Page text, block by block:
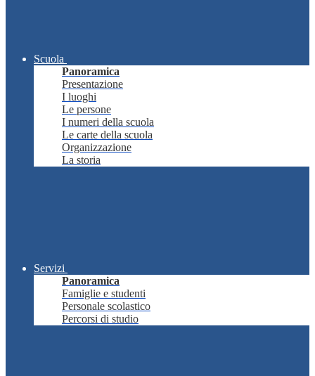
Scuola
Panoramica
Presentazione
I luoghi
Le persone
I numeri della scuola
Le carte della scuola
Organizzazione
La storia
Servizi
Panoramica
Famiglie e studenti
Personale scolastico
Percorsi di studio